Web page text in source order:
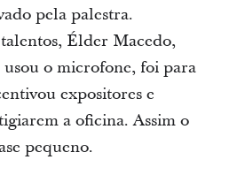
pela palestra.
Élder Macedo,
o microfone, foi para
expositores e
a oficina. Assim o
pequeno.